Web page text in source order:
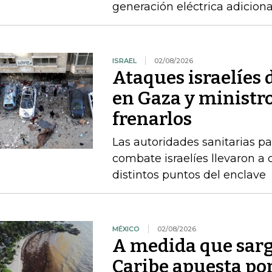
generación eléctrica
ISRAEL 02/08/2026
Ataques israelíes
en Gaza y
frenarlos
Las autoridades sanitarias
combate israelíes llevaron a
distintos puntos del enclave
MÉXICO 02/08/2026
A medida que
Caribe apuesta